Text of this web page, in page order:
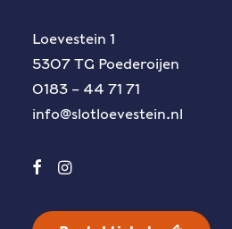
Loevestein 1
5307 TG Poederoijen
0183 – 44 71 71
info@slotloevestein.nl